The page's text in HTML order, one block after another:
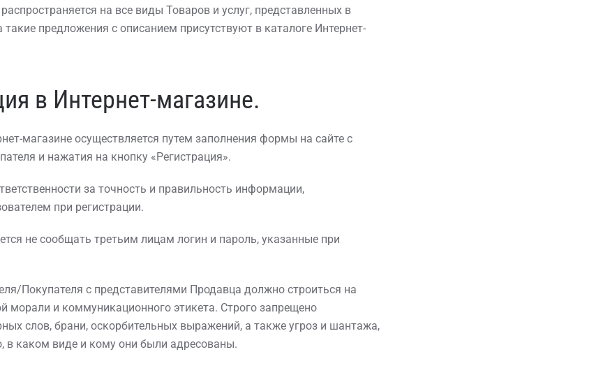
на все виды Товаров и услуг, представленных в
такие предложения с описанием присутствуют в каталоге Интернет-
в Интернет-магазине.
магазине осуществляется путем заполнения формы на сайте с
и нажатия на кнопку «Регистрация».
за точность и правильность информации,
при регистрации.
не сообщать третьим лицам логин и пароль, указанные при
Покупателя с представителями Продавца должно строиться на
морали и коммуникационного этикета. Строго запрещено
слов, брани, оскорбительных выражений, а также угроз и шантажа,
в каком виде и кому они были адресованы.